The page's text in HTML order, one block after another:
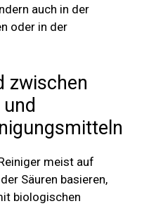
auch in der
oder in der
zwischen
meist auf
Säuren basieren,
biologischen